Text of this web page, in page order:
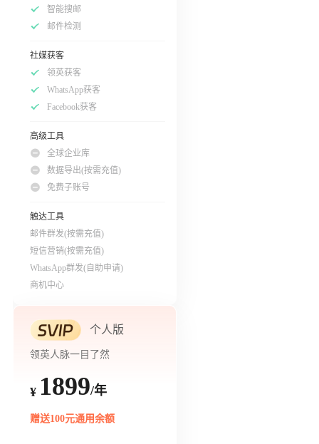
智能搜邮
邮件检测
社媒获客
领英获客
WhatsApp获客
Facebook获客
高级工具
全球企业库
数据导出(按需充值)
免费子账号
触达工具
邮件群发(按需充值)
短信营销(按需充值)
WhatsApp群发(自助申请)
商机中心
个人版
领英人脉一目了然
¥ 1899/年
赠送100元通用余额